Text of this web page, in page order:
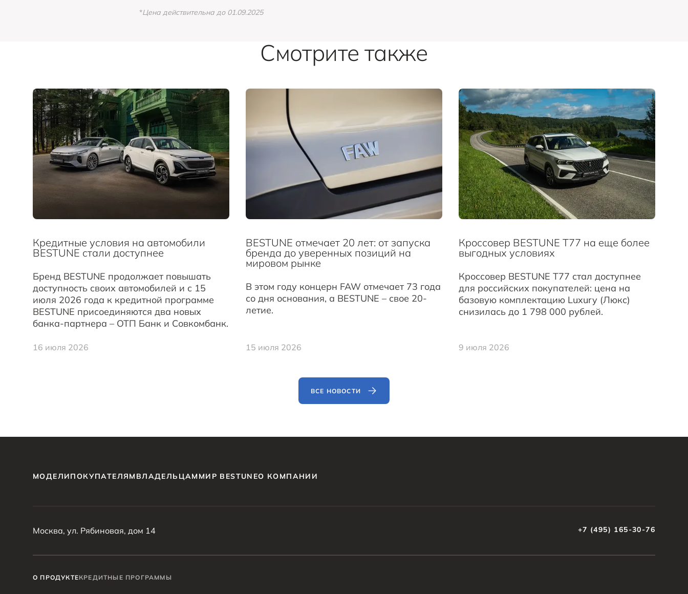
*Цена действительна до 01.09.2025
Смотрите также
Кредитные условия на автомобили
BESTUNE стали доступнее
Бренд BESTUNE продолжает повышать
доступность своих автомобилей и с 15
июля 2026 года к кредитной программе
BESTUNE присоединяются два новых
банка-партнера – ОТП Банк и Совкомбанк.
16 июля 2026
BESTUNE отмечает 20 лет: от запуска
бренда до уверенных позиций на
мировом рынке
В этом году концерн FAW отмечает 73 года
со дня основания, а BESTUNE – свое 20-
летие.
15 июля 2026
Кроссовер BESTUNE T77 на еще более
выгодных условиях
Кроссовер BESTUNE T77 стал доступнее
для российских покупателей: цена на
базовую комплектацию Luxury (Люкс)
снизилась до 1 798 000 рублей.
9 июля 2026
ВСЕ НОВОСТИ
МОДЕЛИПОКУПАТЕЛЯМ ВЛАДЕЛЬЦАМ МИР BESTUNEО КОМПАНИИ
Москва, ул. Рябиновая, дом 14 +7 (495) 165-30-76
О ПРОДУКТЕКРЕДИТНЫЕ ПРОГРАММЫ